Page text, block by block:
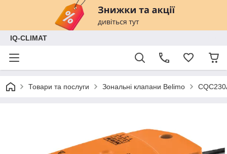
IQ-CLIMAT
Товари та послуги Зональні клапани Belimo